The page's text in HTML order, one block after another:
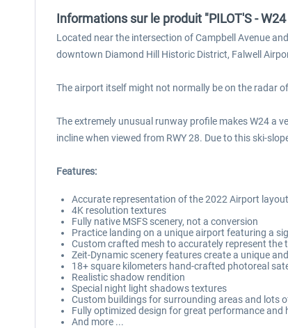
Informations sur le produit "PILOT'S -
Located near the intersection of Campbell Avenue
downtown Diamond Hill Historic District, Falwell
The airport itself might not normally be on the radar
The extremely unusual runway profile makes W24 a
incline when viewed from RWY 28. Due to this ski-
Features:
Accurate representation of the 2022 Airport layout
4K resolution textures
Fully native MSFS scenery, not a conversion
Practice landing on a unique airport featuring a
Custom crafted mesh to accurately represent the
Zeit-Dynamic scenery features create a unique
18+ square kilometers hand-crafted photoreal
Realistic shadow rendition
Special night light shadows textures
Custom buildings for surrounding areas and lots
Fully optimized design for great performance and
And more ...